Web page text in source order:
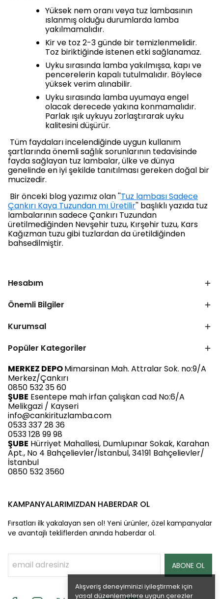
Alışveriş deneyiminizi iyileştirmek için
yasal düzenlemelere uygun çerezler
Yüksek nem oranı veya tuz lambasının
ıslanmış olduğu durumlarda lamba
yakılmamalıdır.
Kir ve toz 2-3 günde bir temizlenmelidir.
Toz biriktiğinde istenen etki sağlanamaz.
Uyku sırasında lamba yakılmışsa, kapı ve
pencerelerin kapalı tutulmalıdır. Böylece
yüksek verim alınabilir.
Uyku sırasında lamba uyumaya engel
olacak derecede yakına konmamalıdır.
Parlak ışık uykuyu zorlaştırarak uyku
kalitesini düşürür.
Tüm faydaları incelendiğinde uygun kullanım
şartlarında önemli sağlık sorunlarının tedavisinde
fayda sağlayan tuz lambalar, ülke ve dünya
genelinde en iyi şekilde tanıtılması gereken doğal bir
mucizedir.
Bir önceki blog yazımız olan ''Tuz lambası Sadece
Çankırı Kaya Tuzundan mı Üretilir'' başlıklı yazıda tuz
lambalarının sadece Çankırı Tuzundan
üretilmediğinden Nevşehir tuzu, Kırşehir tuzu, Kars
Kağızman tuzu gibi tuzlardan da üretildiğinden
bahsedilmiştir.
Hesabım
Önemli Bilgiler
Kurumsal
Popüler Kategoriler
MERKEZ DEPOMimarsinan Mah. Attralar Sok. no:9/A
Merkez/Çankırı
0850 532 35 60
ŞUBE Esentepe mah irfan çalışkan cad No:6/A
Melikgazi / Kayseri
info@cankirituzlamba.com
0533 337 28 36
0533 128 99 98
ŞUBE Hürriyet Mahallesi, Dumlupınar Sokak, Karahan
Apt., No 4 Bahçelievler/İstanbul, 34191 Bahçelievler/
İstanbul
0850 532 3560
KAMPANYALARIMIZDAN HABERDAR OL
Fırsatları ilk yakalayan sen ol! Yeni ürünler, özel kampanyalar
ve avantajlı tekliflerden anında haberdar ol.
ABONE OL